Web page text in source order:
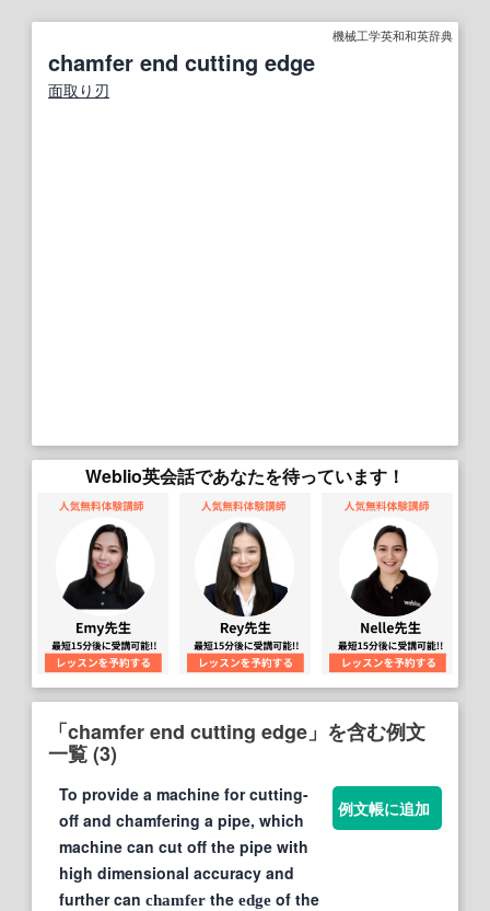
機械工学英和和英辞典
chamfer end cutting edge
面取り 刃
Weblio英会話であなたを待っています！
「chamfer end cutting edge」を含む例文
一覧 (3)
To provide a machine for cutting-
off and chamfering a pipe, which
machine can cut off the pipe with
high dimensional accuracy and
further can chamfer the edge of the
例文帳に追加